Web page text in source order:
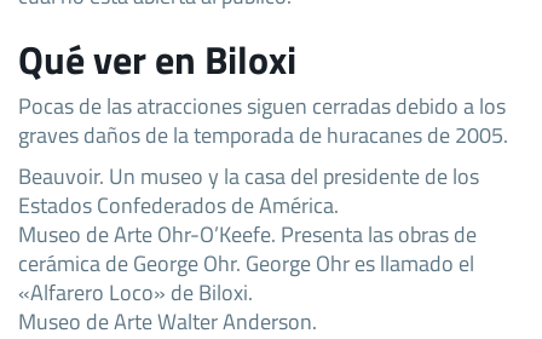
Qué ver en Biloxi
Pocas de las atracciones siguen cerradas debido a los
graves daños de la temporada de huracanes de 2005.
Beauvoir. Un museo y la casa del presidente de los
Estados Confederados de América.
Museo de Arte Ohr-O’Keefe. Presenta las obras de
cerámica de George Ohr. George Ohr es llamado el
«Alfarero Loco» de Biloxi.
Museo de Arte Walter Anderson.